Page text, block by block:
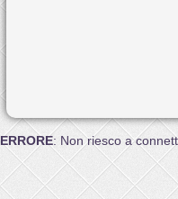
ERRORE: Non riesco a